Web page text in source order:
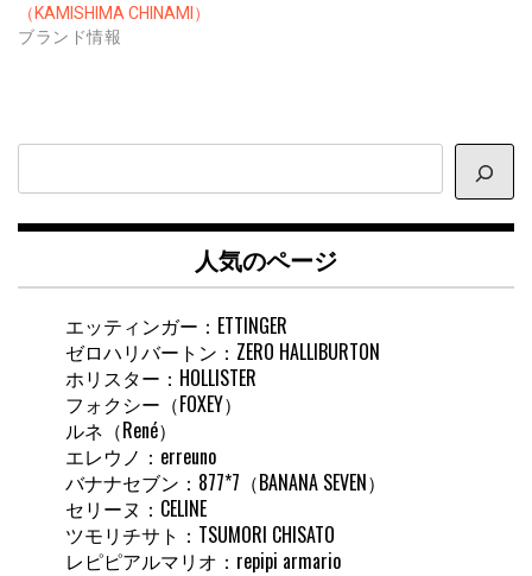
（KAMISHIMA CHINAMI）
ブランド情報
サ
内
索
人気のページ
エッティンガー：ETTINGER
ゼロハリバートン：ZERO HALLIBURTON
ホリスター：HOLLISTER
フォクシー（FOXEY）
ルネ（René）
エレウノ：erreuno
バナナセブン：877*7（BANANA SEVEN）
セリーヌ：CELINE
ツモリチサト：TSUMORI CHISATO
レピピアルマリオ：repipi armario